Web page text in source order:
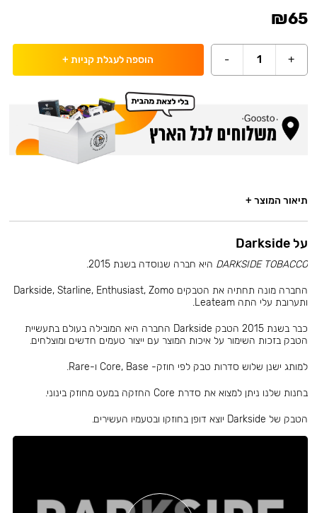
₪65
+
1
- הוספה לעגלת קניות +
תיאור המוצר +
על Darkside
DARKSIDE TOBACCO היא חברה שנוסדה בשנת 2015.
החברה מונה תחתיה את הטבקים Darkside, Starline, Enthusiast, Zomo
ותערובת עלי התה Leateam.
כבר בשנת 2015 הטבק Darkside החברה היא המובילה בעולם בתעשיית
הטבק בזכות השימור על איכות המוצר עם ייצור טעמים חדשים ומוצלחים.
למותג ישנן שלוש סדרות טבק לפי חוזק- Core, Base ו-Rare.
בחנות שלנו ניתן למצוא את סדרת Core החזקה במעט מחוזק בינוני.
הטבק של Darkside יוצא דופן בחוזקו ובטעמיו העשירים.